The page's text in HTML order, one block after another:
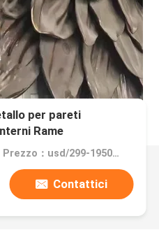
per pareti
Rame
Prezzo：usd/299-19500/Piece
Contattici